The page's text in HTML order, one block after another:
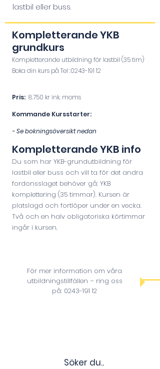
lastbil eller buss.
Kompletterande YKB
grundkurs
Kompletterande utbildning för lastbil (35 tim)
Boka din kurs på Tel :0243-191 12
Pris: 8.750 kr ink. moms
Kommande Kursstarter:
-Se bokningsöversikt nedan
Kompletterande YKB info
Du som har YKB-grundutbildning för
lastbil eller buss och vill ta för det andra
fordonsslaget behöver gå: YKB
komplettering (35 timmar). Kursen är
platslagd och fortlöper under en vecka.
Två och en halv obligatoriska körtimmar
ingår i kursen.
För mer information om våra
utbildningstillfällen – ring oss
på: 0243-191 12
Söker du..